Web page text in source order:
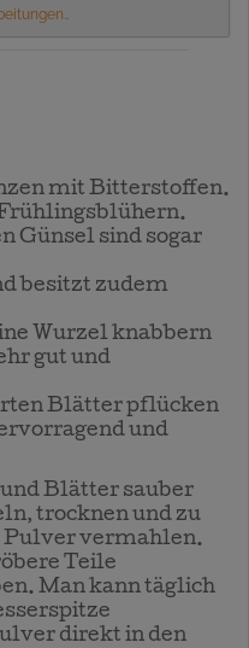
.
mit Bitterstoffen.
Günsel sind sogar
besitzt zudem
Wurzel knabbern
gut und
Blätter pflücken
und
Blätter sauber
trocknen und zu
vermahlen.
Teile
Man kann täglich
direkt in den